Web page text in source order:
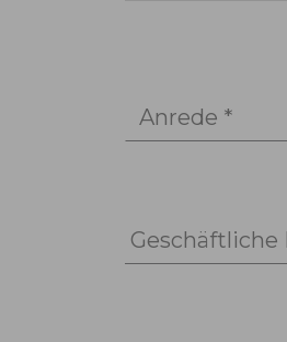
Anrede *
Geschäftliche